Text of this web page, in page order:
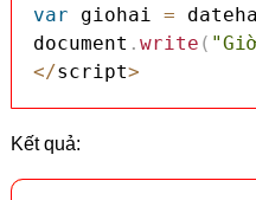
var giohai =
document . write (
</script>
Kết quả: